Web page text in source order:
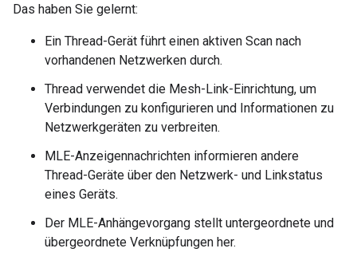
Das haben Sie gelernt:
Ein Thread-Gerät führt einen aktiven Scan nach
vorhandenen Netzwerken durch.
Thread verwendet die Mesh-Link-Einrichtung, um
Verbindungen zu konfigurieren und Informationen zu
Netzwerkgeräten zu verbreiten.
MLE-Anzeigennachrichten informieren andere
Thread-Geräte über den Netzwerk- und Linkstatus
eines Geräts.
Der MLE-Anhängevorgang stellt untergeordnete und
übergeordnete Verknüpfungen her.